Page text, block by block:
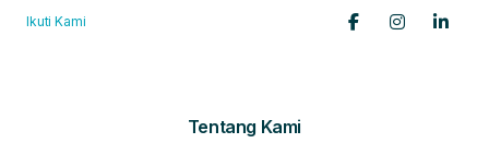
Ikuti Kami
Tentang Kami